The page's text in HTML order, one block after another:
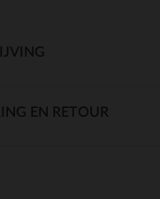
EN RETOUR